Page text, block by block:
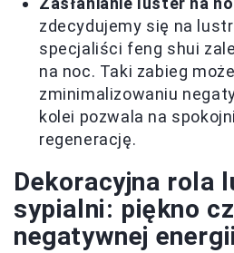
zdecydujemy się na
specjaliści feng shui
na noc. Taki zabieg
zminimalizowaniu
kolei pozwala na
regenerację.
Dekoracyjna rola
sypialni: piękno
negatywnej